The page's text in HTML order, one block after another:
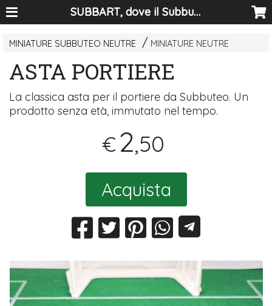
SUBBART, dove il Subbuteo diventa arte
MINIATURE SUBBUTEO NEUTRE MINIATURE NEUTRE
ASTA PORTIERE
La classica asta per il portiere da Subbuteo. Un
prodotto senza età, immutato nel tempo.
€2,50
Acquista